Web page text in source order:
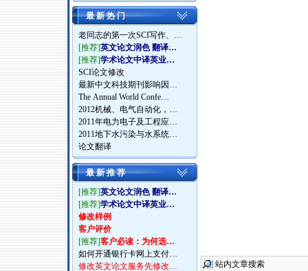
最 新 热 门
老同志的第一次SCI写作、…
[推荐]英文论文润色 翻译…
[推荐]学术论文中译英业…
SCI论文修改
最新中文科技期刊影响因…
The Annual World Confe…
2012机械、电气自动化，…
2011年电力电子及工程应…
2011地下水污染与水系统…
论文翻译
最 新 推 荐
[推荐]英文论文润色 翻译…
[推荐]学术论文中译英业…
修改样例
客户评价
[推荐]客户必读：为何选…
如何开通银行卡网上支付…
修改英文论文服务先修改…
站内文章搜索